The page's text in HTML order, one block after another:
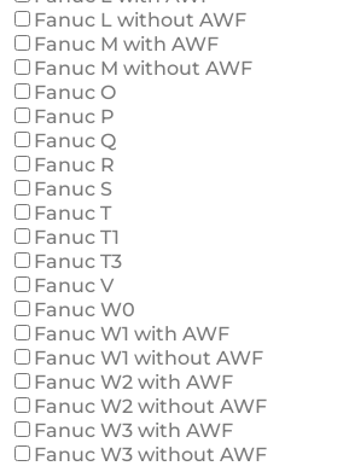
Fanuc L without AWF
Fanuc M with AWF
Fanuc M without AWF
Fanuc O
Fanuc P
Fanuc Q
Fanuc R
Fanuc S
Fanuc T
Fanuc T1
Fanuc T3
Fanuc V
Fanuc W0
Fanuc W1 with AWF
Fanuc W1 without AWF
Fanuc W2 with AWF
Fanuc W2 without AWF
Fanuc W3 with AWF
Fanuc W3 without AWF